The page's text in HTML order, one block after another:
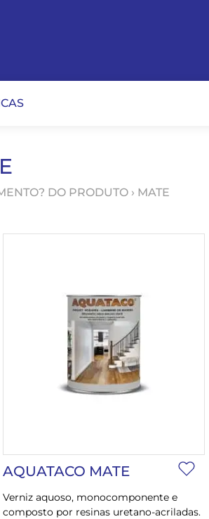
DO PRODUTO › MATE
AQUATACO MATE
Verniz aquoso, monocomponente e
composto por resinas uretano-acriladas.